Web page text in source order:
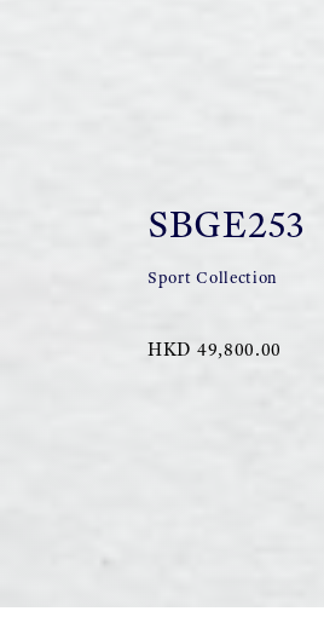
SBGE253
Sport Collection
HKD 49,800.00